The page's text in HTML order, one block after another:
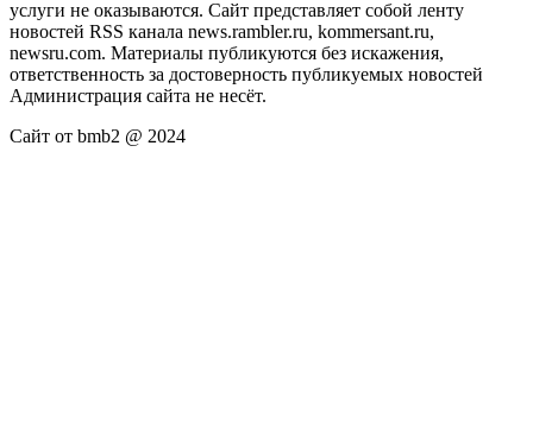
услуги не оказываются. Сайт представляет собой ленту
новостей RSS канала news.rambler.ru, kommersant.ru,
newsru.com. Материалы публикуются без искажения,
ответственность за достоверность публикуемых новостей
Администрация сайта не несёт.
Сайт от bmb2 @ 2024